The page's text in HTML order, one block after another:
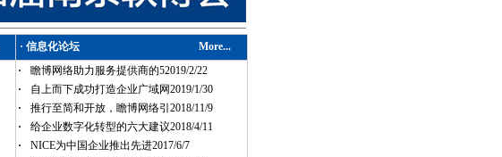
· 信息化论坛
More...
·
瞻博网络助力服务提供商的52019/2/22
·
自上而下成功打造企业广域网2019/1/30
·
推行至简和开放，瞻博网络引2018/11/9
·
给企业数字化转型的六大建议2018/4/11
·
NICE为中国企业推出先进2017/6/7